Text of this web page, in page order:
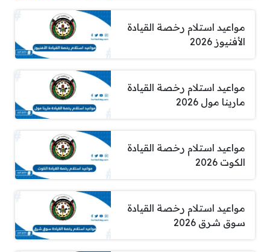
مواعيد استلام رخصة القيادة
الأفنيوز 2026
مواعيد استلام رخصة القيادة
مارينا مول 2026
مواعيد استلام رخصة القيادة
الكوت 2026
مواعيد استلام رخصة القيادة
سوق شرق 2026